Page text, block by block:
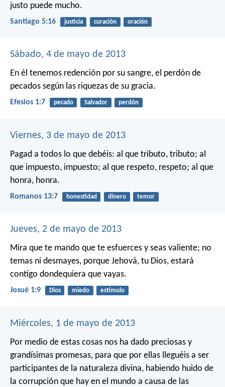
justo puede mucho.
Santiago 5:16 justicia curación oración
Sábado, 4 de mayo de 2013
En él tenemos redención por su sangre, el perdón de
pecados según las riquezas de su gracia.
Efesios 1:7 pecado Salvador perdón
Viernes, 3 de mayo de 2013
Pagad a todos lo que debéis: al que tributo, tributo; al
que impuesto, impuesto; al que respeto, respeto; al que
honra, honra.
Romanos 13:7 honestidad dinero temor
Jueves, 2 de mayo de 2013
Mira que te mando que te esfuerces y seas valiente; no
temas ni desmayes, porque Jehová, tu Dios, estará
contigo dondequiera que vayas.
Josué 1:9 Dios miedo estímulo
Miércoles, 1 de mayo de 2013
Por medio de estas cosas nos ha dado preciosas y
grandísimas promesas, para que por ellas lleguéis a ser
participantes de la naturaleza divina, habiendo huido de
la corrupción que hay en el mundo a causa de las